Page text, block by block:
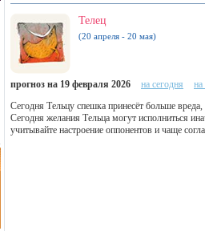
Телец
(20 апреля - 20 мая)
прогноз на 19 февраля 2026 на сегодня на
Сегодня Тельцу спешка принесёт больше
Сегодня желания Тельца могут исполниться
учитывайте настроение оппонентов и чаще